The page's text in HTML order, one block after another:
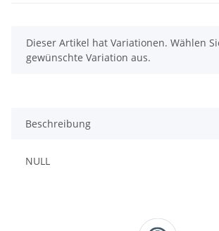
x
Dieser Artikel hat Variationen. Wählen
gewünschte Variation aus.
Beschreibung
NULL